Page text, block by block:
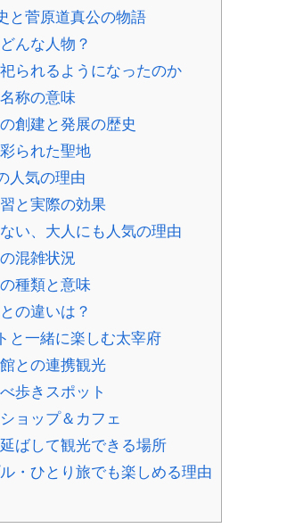
と菅原道真公の物語
んな人物？
られるようになったのか
称の意味
創建と発展の歴史
られた聖地
人気の理由
と実際の効果
い、大人にも人気の理由
混雑状況
種類と意味
の違いは？
と一緒に楽しむ太宰府
との連携観光
歩きスポット
ョップ＆カフェ
ばして観光できる場所
・ひとり旅でも楽しめる理由